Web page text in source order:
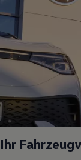
Ihr